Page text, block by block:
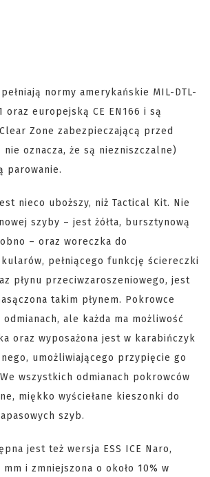
normy amerykańskie MIL-DTL-
oraz europejską CE EN166 i są
Zone zabezpieczającą przed
nie oznacza, że są niezniszczalne)
parowanie.
nieco uboższy, niż Tactical Kit. Nie
szyby – jest żółta, bursztynową
– oraz woreczka do
pełniącego funkcję ściereczki
płynu przeciwzaroszeniowego, jest
takim płynem. Pokrowce
ale każda ma możliwość
oraz wyposażona jest w karabińczyk
umożliwiającego przypięcie go
wszystkich odmianach pokrowców
miękko wyściełane kieszonki do
szyb.
jest też wersja ESS ICE Naro,
mm i zmniejszona o około 10% w